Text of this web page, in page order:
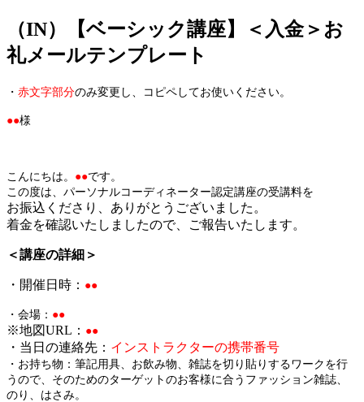
jpca.co
（IN）【ベーシック講座】＜入金＞お
礼メールテンプレート
・ 赤文字部分のみ変更し、コピペしてお使いください。
●●様
こんにちは。 ●●です。
この度は、パーソナルコーディネーター認定講座の受講料を
お振込くださり、ありがとうございました。
着金を確認いたしましたので、ご報告いたします。
＜講座の詳細＞
・開催日時： ●●
・会場： ●●
※地図URL： ●●
・当日の連絡先： インストラクターの携帯番号
・お持ち物：筆記用具、お飲み物、雑誌を切り貼りするワークを行
うので、そのためのターゲットのお客様に合うファッション雑誌、
のり、はさみ。